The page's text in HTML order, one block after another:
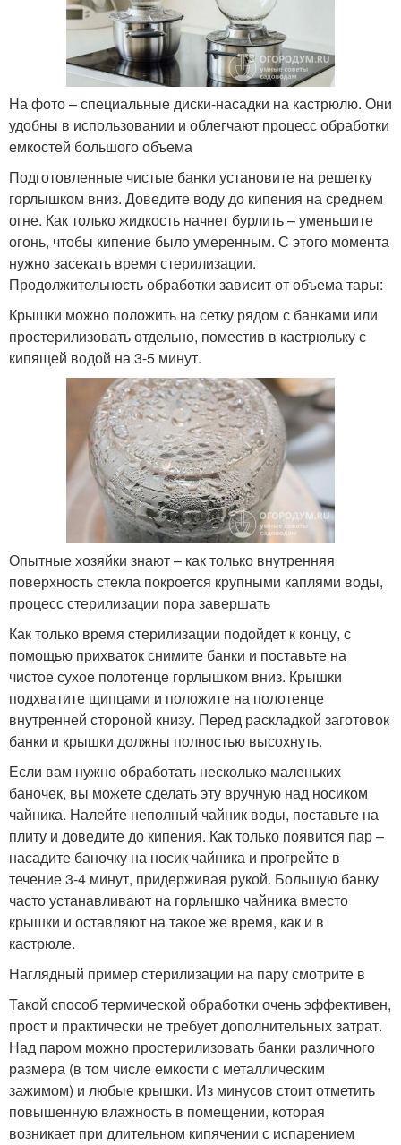
На фото – специальные диски-насадки на кастрюлю. Они
удобны в использовании и облегчают процесс обработки
емкостей большого объема
Подготовленные чистые банки установите на решетку
горлышком вниз. Доведите воду до кипения на среднем
огне. Как только жидкость начнет бурлить – уменьшите
огонь, чтобы кипение было умеренным. С этого момента
нужно засекать время стерилизации.
Продолжительность обработки зависит от объема тары:
Крышки можно положить на сетку рядом с банками или
простерилизовать отдельно, поместив в кастрюльку с
кипящей водой на 3-5 минут.
Опытные хозяйки знают – как только внутренняя
поверхность стекла покроется крупными каплями воды,
процесс стерилизации пора завершать
Как только время стерилизации подойдет к концу, с
помощью прихваток снимите банки и поставьте на
чистое сухое полотенце горлышком вниз. Крышки
подхватите щипцами и положите на полотенце
внутренней стороной книзу. Перед раскладкой заготовок
банки и крышки должны полностью высохнуть.
Если вам нужно обработать несколько маленьких
баночек, вы можете сделать эту вручную над носиком
чайника. Налейте неполный чайник воды, поставьте на
плиту и доведите до кипения. Как только появится пар –
насадите баночку на носик чайника и прогрейте в
течение 3-4 минут, придерживая рукой. Большую банку
часто устанавливают на горлышко чайника вместо
крышки и оставляют на такое же время, как и в
кастрюле.
Наглядный пример стерилизации на пару смотрите в
Такой способ термической обработки очень эффективен,
прост и практически не требует дополнительных затрат.
Над паром можно простерилизовать банки различного
размера (в том числе емкости с металлическим
зажимом) и любые крышки. Из минусов стоит отметить
повышенную влажность в помещении, которая
возникает при длительном кипячении с испарением